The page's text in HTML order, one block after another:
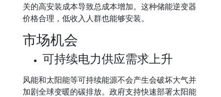
关的高安装成本导致总成本增加。这种储能逆变器
价格合理，低收入人群也能够安装。
市场机会
可持续电力供应需求上升
风能和太阳能等可持续能源不会产生会破坏大气并
加剧全球变暖的碳排放。政府支持快速部署太阳能